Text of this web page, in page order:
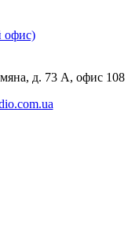
офис)
д. 73 А, офис 108